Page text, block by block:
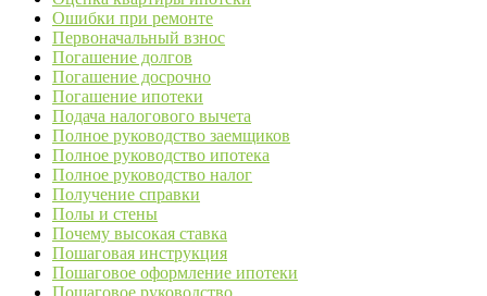
Ошибки при ремонте
Первоначальный взнос
Погашение долгов
Погашение досрочно
Погашение ипотеки
Подача налогового вычета
Полное руководство заемщиков
Полное руководство ипотека
Полное руководство налог
Получение справки
Полы и стены
Почему высокая ставка
Пошаговая инструкция
Пошаговое оформление ипотеки
Пошаговое руководство